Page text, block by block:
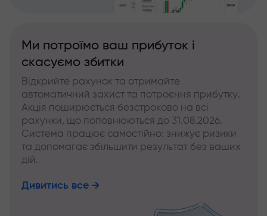
Ми потроїмо ваш прибуток і
скасуємо збитки
Відкрийте рахунок та отримайте
автоматичний захист та потроєння прибутку.
Акція поширюється безстроково на всі
рахунки, що поповнюються до 31.08.2026.
Система працює самостійно: знижує ризики
та допомагає збільшити результат без ваших
дій.
Дивитись все